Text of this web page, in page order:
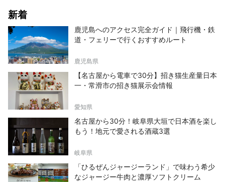
新着
鹿児島へのアクセス完全ガイド｜飛行機・鉄
道・フェリーで行くおすすめルート
鹿児島県
【名古屋から電車で30分】招き猫生産量日本
一・常滑市の招き猫展示会情報
愛知県
名古屋から30分！岐阜県大垣で日本酒を楽し
もう！地元で愛される酒蔵3選
岐阜県
「ひるぜんジャージーランド」で味わう希少
なジャージー牛肉と濃厚ソフトクリーム